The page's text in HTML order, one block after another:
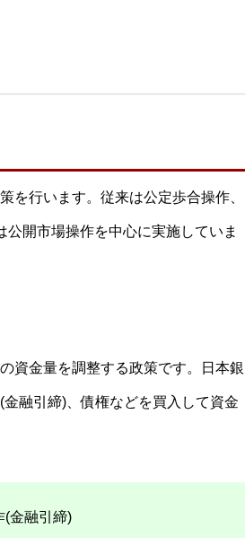
を行います。従来は公定歩合操作、
開市場操作を中心に実施していま
資金量を調整する政策です。日本銀
融引締)、債権などを買入して資金
(金融引締)